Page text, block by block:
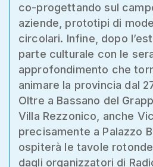
co-progettando sul
aziende, prototipi di
circolari. Infine, dopo
parte culturale con le
approfondimento che
animare la provincia dal
Oltre a Bassano del
Villa Rezzonico, anche
precisamente a Palazzo
ospiterà le tavole
dagli organizzatori di